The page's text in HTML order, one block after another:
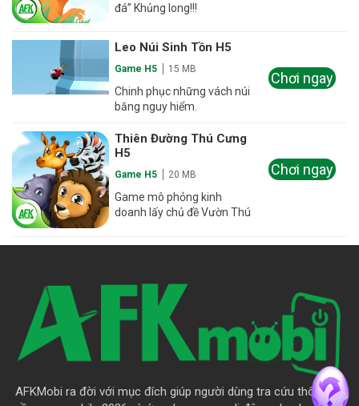
đá” Khủng long!!!
Leo Núi Sinh Tồn H5
Game H5 15 MB
Chinh phục những vách núi
băng nguy hiểm.
Chơi ngay
Thiên Đường Thú Cưng
H5
Game H5 20 MB
Game mô phỏng kinh
doanh lấy chủ đề Vườn Thú
Chơi ngay
AFKMobi ra đời với mục đích giúp người dùng tra cứu thông tin